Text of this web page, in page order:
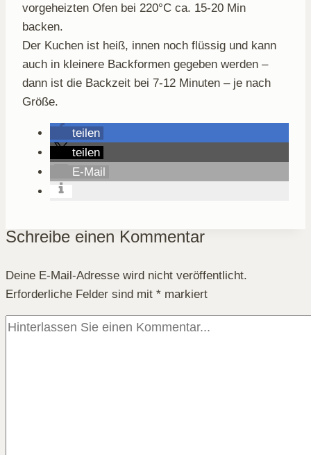
vorgeheizten Ofen bei 220°C ca. 15-20 Min
backen.
Der Kuchen ist heiß, innen noch flüssig und kann
auch in kleinere Backformen gegeben werden –
dann ist die Backzeit bei 7-12 Minuten – je nach
Größe.
teilen
teilen
E-Mail
Schreibe einen Kommentar
Deine E-Mail-Adresse wird nicht veröffentlicht.
Erforderliche Felder sind mit * markiert